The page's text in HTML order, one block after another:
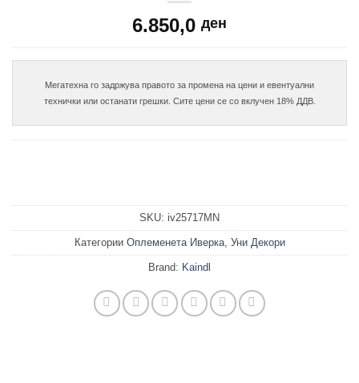
6.850,0 ден
Мегатехна го задржува правото за промена на цени и евентуални
SKU: iv25717MN
Категории Оплеменета Иверка, Уни Декори
Brand: Kaindl